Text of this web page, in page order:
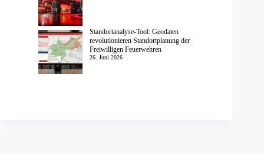
Standortanalyse-Tool: Geodaten
revolutionieren Standortplanung der
Freiwilligen Feuerwehren
26. Juni 2026